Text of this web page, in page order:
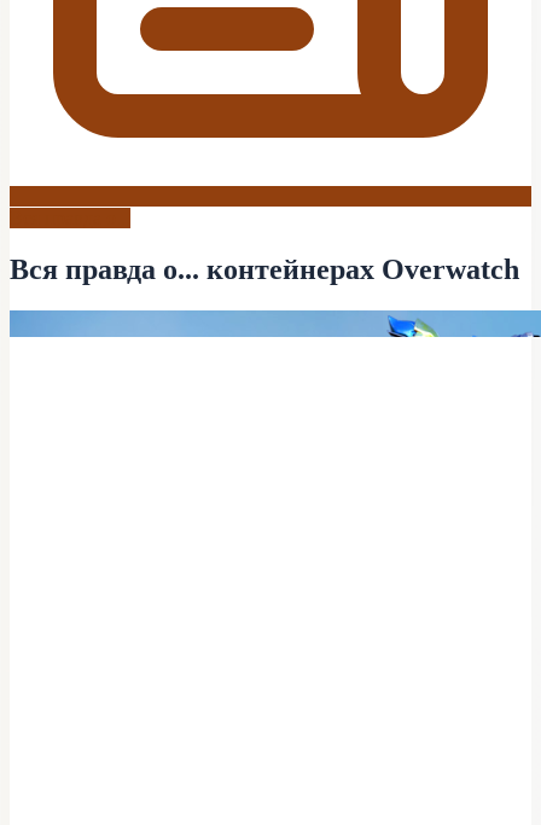
Вся правда о... контейнерах Overwatch